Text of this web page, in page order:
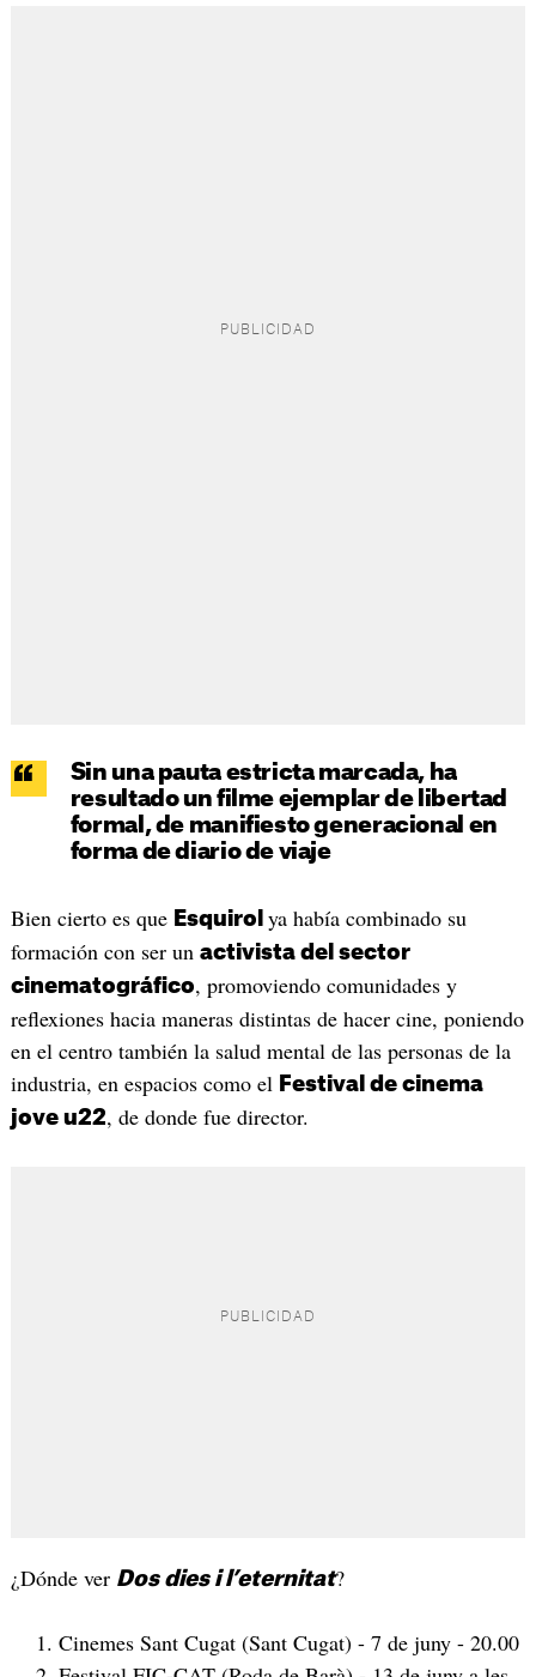
Sin una pauta estricta marcada, ha
resultado un filme ejemplar de libertad
formal, de manifiesto generacional en
forma de diario de viaje
Bien cierto es que Esquirol ya había combinado su
formación con ser un activista del sector
cinematográfico, promoviendo comunidades y
reflexiones hacia maneras distintas de hacer cine, poniendo
en el centro también la salud mental de las personas de la
industria, en espacios como el Festival de cinema
jove u22, de donde fue director.
¿Dónde ver Dos dies i l’eternitat?
Cinemes Sant Cugat (Sant Cugat) - 7 de juny - 20.00